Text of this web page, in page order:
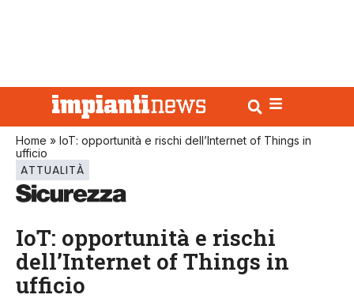
Home » IoT: opportunità e rischi dell’Internet of Things in
ufficio
ATTUALITÀ
IoT: opportunità e rischi
dell’Internet of Things in
ufficio